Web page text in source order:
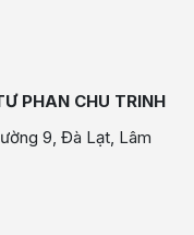
PHAN CHU TRINH
9, Đà Lạt, Lâm